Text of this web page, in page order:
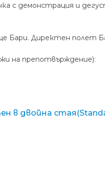
с демонстрация и
Бари. Директен полет
на препотвърждение):
в двойна